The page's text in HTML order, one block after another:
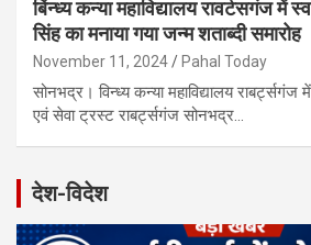
बिंन्ध्य कन्या महाविद्यालय रावर्टसगंज में
सिंह का मनाया गया जन्म शताब्दी समारोह
November 11, 2024 Pahal Today
सोनभद्र। विन्ध्य कन्या महाविद्यालय राबर्ट्सगंज में
एवं सेवा ट्रस्ट राबर्ट्सगंज सोनभद्र…
देश-विदेश